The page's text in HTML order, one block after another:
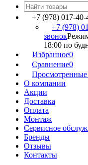
+7 (978) 017-40-
+7 (978)
звонок
18:00 по
Избранное0
Сравнение0
О компании
Акции
Доставка
Оплата
Монтаж
Сервисное
Бренды
Отзывы
Контакты